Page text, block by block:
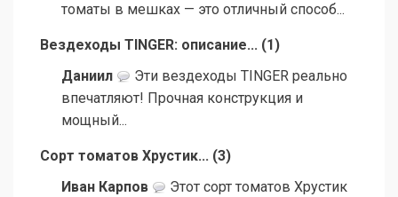
томаты в мешках — это отличный способ...
Вездеходы TINGER: описание... (1 )
Даниил
Эти вездеходы TINGER реально
впечатляют! Прочная конструкция и
мощный...
Сорт томатов Хрустик... (3)
Иван Карпов
Этот сорт томатов Хрустик